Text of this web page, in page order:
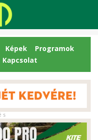
Képek
Programok
Kapcsolat
s